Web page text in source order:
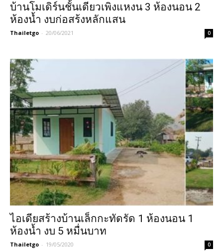
บ้านโมเดิร์นชั้นเดียวเพิงแหงน 3 ห้องนอน 2
ห้องน้ำ งบก่อสร้งหลักแสน
Thailetgo - 20/06/2021 0
ไอเดียสร้างบ้านเล็กกะทัดรัด 1 ห้องนอน 1
ห้องน้ำ งบ 5 หมื่นบาท
Thailetgo - 19/05/2020 0